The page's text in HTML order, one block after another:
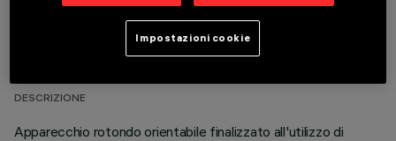
DATI TECNICI
ULTIMO AGGIORNAMENTO: 01/08/2026
DESCRIZIONE
Apparecchio rotondo orientabile finalizzato all'utilizzo di
Impostazioni cookie